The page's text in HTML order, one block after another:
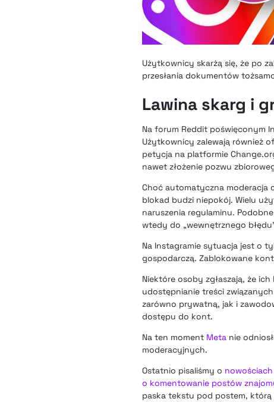
Użytkownicy skarżą się, że po
przesłania dokumentów
Lawina skarg i
Na forum Reddit poświęconym
Użytkownicy zalewają również
petycja na platformie
nawet złożenie pozwu
Choć automatyczna moderacja
blokad budzi niepokój. Wielu
naruszenia regulaminu.
wtedy do „wewnętrznego
Na Instagramie sytuacja jest o
gospodarczą. Zablokowane
Niektóre osoby zgłaszają, że
udostępnianie treści
zarówno prywatną, jak i
dostępu do kont.
Na ten moment Meta nie
moderacyjnych.
Ostatnio pisaliśmy o
o komentowanie postów
paska tekstu pod postem,